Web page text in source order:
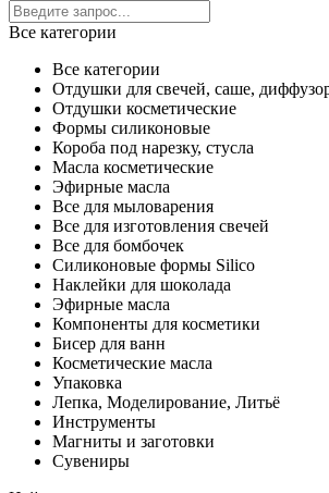
Все категории
Все категории
Отдушки для свечей, саше,
Отдушки косметические
Формы силиконовые
Короба под нарезку, стусла
Масла косметические
Эфирные масла
Все для мыловарения
Все для изготовления свечей
Все для бомбочек
Силиконовые формы Silico
Наклейки для шоколада
Эфирные масла
Компоненты для косметики
Бисер для ванн
Косметические масла
Упаковка
Лепка, Моделирование, Литьё
Инструменты
Магниты и заготовки
Сувениры